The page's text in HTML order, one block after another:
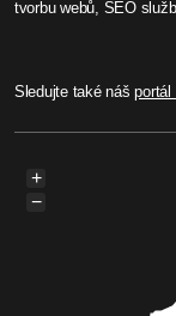
tvorbu webů, SEO
Sledujte také nášportál
+
−